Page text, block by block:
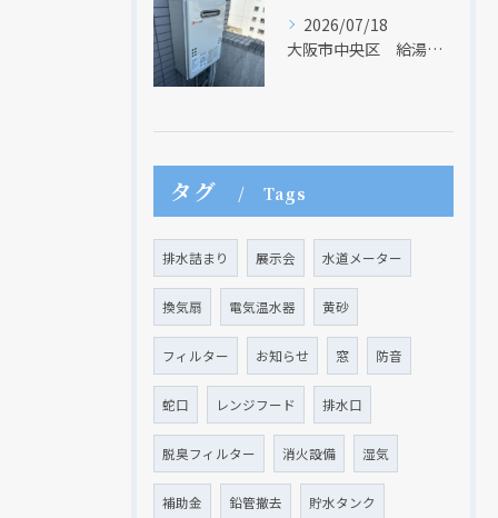
2026/07/18
大阪市中央区 給湯器のリモコンが無くても、リモコンを設置する方法はあります
タグ Tags
排水詰まり 展示会 水道メーター
換気扇 電気温水器 黄砂
フィルター お知らせ 窓 防音
蛇口 レンジフード 排水口
脱臭フィルター 消火設備 湿気
補助金 鉛管撤去 貯水タンク